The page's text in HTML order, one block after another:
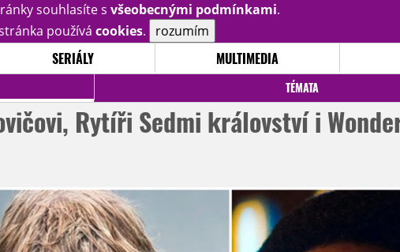
souhlasíte s všeobecnými podmínkami.
používá cookies. rozumím
SERIÁLY MULTIMEDIA
TÉMATA
Rytíři Sedmi království i